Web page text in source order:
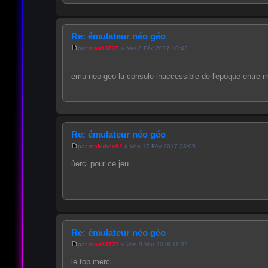
Re: émulateur néo géo
par matt03737» Mer 8 Fév 2017 10:43
emu neo geo la console inaccessible de l'epoque entre
Re: émulateur néo géo
par makubex92 » Ven 17 Fév 2017 23:05
ùerci pour ce jeu
Re: émulateur néo géo
par matt03737» Ven 9 Mar 2018 11:32
le top merci